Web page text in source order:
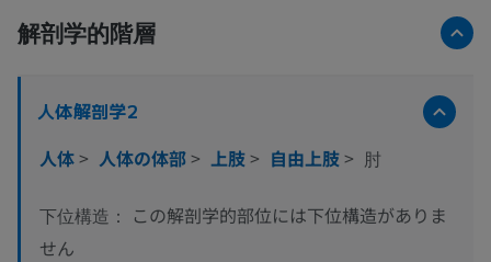
解剖学的階層
人体解剖学2
人体> 人体の体部> 上肢> 自由上肢> 肘
下位構造：
この解剖学的部位には下位構造がありま
せん